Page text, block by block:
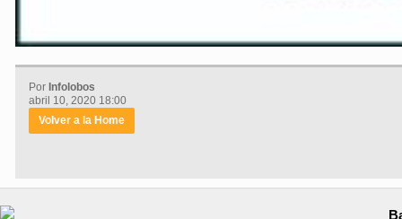
Por Infolobos
abril 10, 2020 18:00
Volver a la Home